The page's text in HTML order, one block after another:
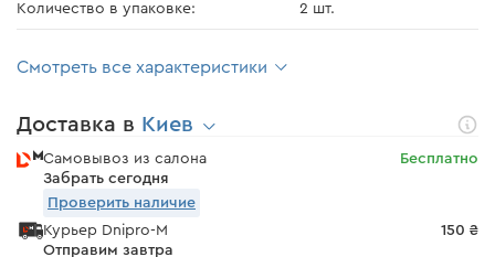
Количество в упаковке: 2 шт.
Смотреть все характеристики
Доставка в Киев
Самовывоз из салона
Забрать сегодня
Бесплатно
Проверить наличие
Курьер Dnipro-M
Отправим завтра
150 ₴